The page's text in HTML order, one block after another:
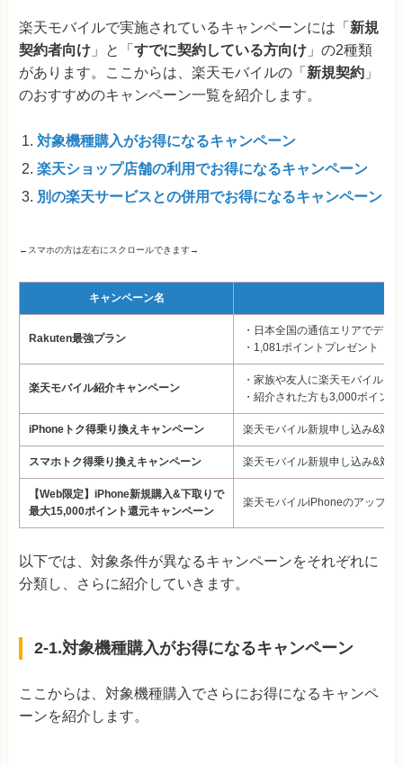
楽天モバイルで実施されているキャンペーンには「 新規
契約者向け 」と「 すでに契約している方向け 」の2種類
があります。ここからは、楽天モバイルの「 新規契約 」
のおすすめのキャンペーン一覧を紹介します。
対象機種購入がお得になるキャンペーン
楽天ショップ店舗の利用でお得になるキャンペーン
別の楽天サービスとの併用でお得になるキャンペーン
←スマホの方は左右にスクロールできます→
キャンペーン名
Rakuten最強プラン
・日本全国の通信エリアでデー
・1,081ポイントプレゼント
楽天モバイル紹介キャンペーン
・家族や友人に楽天モバイルを
・紹介された方も3,000ポイン
iPhoneトク得乗り換えキャンペーン 楽天モバイル新規申し込み&対
スマホトク得乗り換えキャンペーン 楽天モバイル新規申し込み&対
【Web限定】iPhone新規購入&下取りで
最大15,000ポイント還元キャンペーン
楽天モバイルiPhoneのアップグ
以下では、対象条件が異なるキャンペーンをそれぞれに
分類し、さらに紹介していきます。
2-1.対象機種購入がお得になるキャンペーン
ここからは、対象機種購入でさらにお得になるキャンペ
ーンを紹介します。